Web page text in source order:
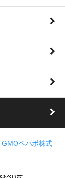
GMOペパボ株式